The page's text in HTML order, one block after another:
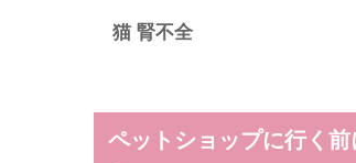
猫 腎不全
ペットショップに行く